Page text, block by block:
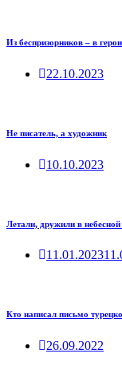
Из беспризорников – в герои
22.10.2023
Не писатель, а художник
10.10.2023
Летали, дружили в
11.01.2023
Кто написал письмо
26.09.2022